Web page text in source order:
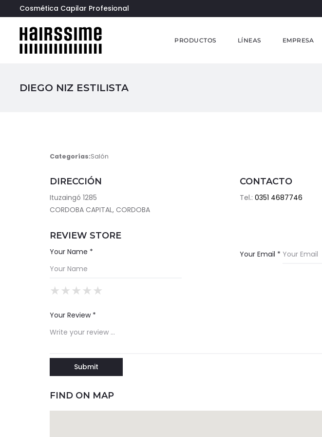
Cosmética Capilar Profesional
PRODUCTOS LÍNEAS EMPRESA
DIEGO NIZ ESTILISTA
Categorías:Salón
DIRECCIÓN
Ituzaingó 1285
CORDOBA CAPITAL, CORDOBA
CONTACTO
Tel.: 0351 4687746
REVIEW STORE
Your Name * Your Email *
★
★★
★★★
★★★★
★★★★★
Your Review *
FIND ON MAP